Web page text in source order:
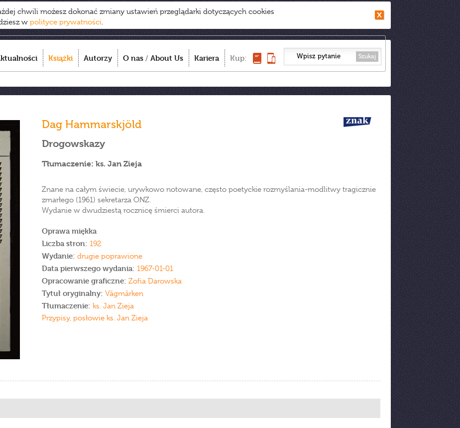
chwili możesz dokonać zmiany ustawień przeglądarki dotyczących cookies
w polityce prywatności.
Książki Autorzy O nas / About Us Kariera Kup: Szukaj
Dag Hammarskjöld
Drogowskazy
Tłumaczenie: ks. Jan Zieja
Znane na całym świecie, urywkowo notowane, często poetyckie rozmyślania-modlitwy tragicznie
zmarłego (1961) sekretarza ONZ.
Wydanie w dwudziestą rocznicę śmierci autora.
Oprawa miękka
Liczba stron: 192
Wydanie: drugie poprawione
Data pierwszego wydania: 1967-01-01
Opracowanie graficzne: Zofia Darowska
Tytuł oryginalny: Vägmärken
Tłumaczenie: ks. Jan Zieja
Przypisy, posłowie ks. Jan Zieja